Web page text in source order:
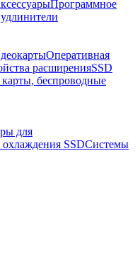
Программное
Оперативная
расширенияSSD
беспроводные
для
SSDСистемы